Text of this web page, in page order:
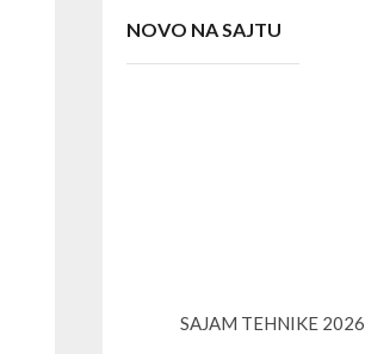
NOVO NA SAJTU
SAJAM TEHNIKE 2026